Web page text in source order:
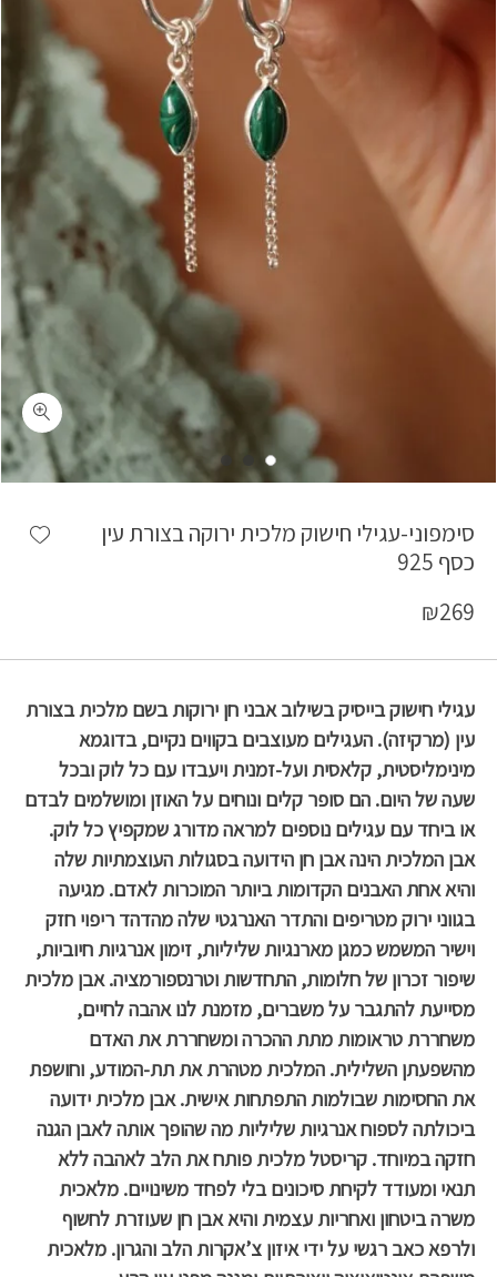
סימפוני-עגילי חישוק מלכית ירוקה בצורת עין
כסף 925
₪269
עגילי חישוק בייסיק בשילוב אבני חן ירוקות בשם מלכית בצורת
עין (מרקיזה). העגילים מעוצבים בקווים נקיים, בדוגמא
מינימליסטית, קלאסית ועל-זמנית ויעבדו עם כל לוק ובכל
שעה של היום. הם סופר קלים ונוחים על האוזן ומושלמים לבדם
או ביחד עם עגילים נוספים למראה מדורג שמקפיץ כל לוק.
אבן המלכית הינה אבן חן הידועה בסגולות העוצמתיות שלה
והיא אחת האבנים הקדומות ביותר המוכרות לאדם. מגיעה
בגווני ירוק מטריפים והתדר האנרגטי שלה מהדהד ריפוי חזק
וישיר המשמש כמגן מארנגיות שליליות, זימון אנרגיות חיוביות,
שיפור זכרון של חלומות, התחדשות וטרנספורמציה. אבן מלכית
מסייעת להתגבר על משברים, מזמנת לנו אהבה לחיים,
משחררת טראומות מתת ההכרה ומשחררת את האדם
מהשפעתן השלילית. המלכית מטהרת את תת-המודע, וחושפת
את החסימות שבולמות התפתחות אישית. אבן מלכית ידועה
ביכולתה לספוח אנרגיות שליליות מה שהופך אותה לאבן הגנה
חזקה במיוחד. קריסטל מלכית פותח את הלב לאהבה ללא
תנאי ומעודד לקיחת סיכונים בלי לפחד משינויים. מלאכית
משרה ביטחון ואחריות עצמית והיא אבן חן שעוזרת לחשוף
ולרפא כאב רגשי על ידי איזון צ’אקרות הלב והגרון. מלאכית